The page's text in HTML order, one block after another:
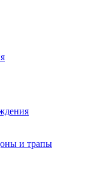
и трапы